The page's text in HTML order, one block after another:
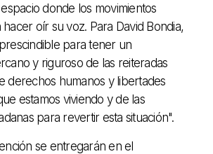
donde los movimientos
oír su voz. Para David Bondia,
para tener un
y riguroso de las reiteradas
derechos humanos y libertades
estamos viviendo y de las
para revertir esta situación".
se entregarán en el